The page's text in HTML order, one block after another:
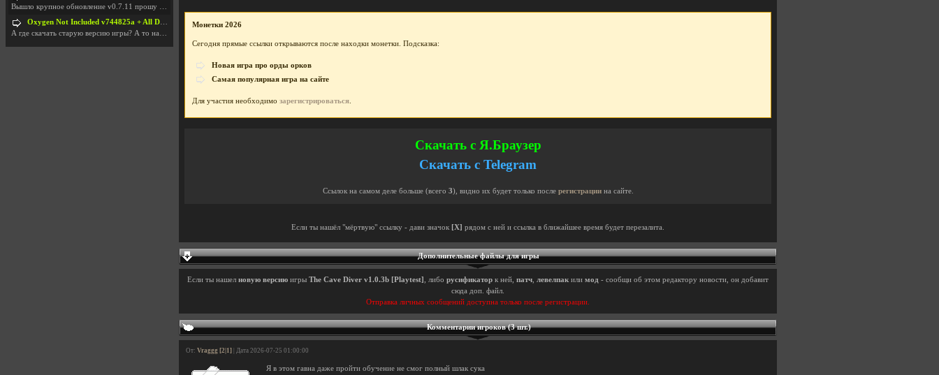
Монетки 2026
Сегодня прямые ссылки открываются после находки монетки. Подсказка:
Новая игра про орды орков
Самая популярная игра на сайте
Для участия необходимо зарегистрироваться
Скачать с Я.Браузер
Скачать с Telegram
Ссылок на самом деле больше (всего 3), видно их будет только после регистрациина сайте.
Если ты нашёл "мёртвую" ссылку - дави значок [X] рядом с ней и ссылка в ближайшее время будет перезалита.
Дополнительные файлы для игры
Если ты нашел новую версию игры The Cave Diver v1.0.3b [Playtest] , либо русификатор к ней, патч левелпак или мод - сообщи об этом редактору новости, он добавит
сюда доп. файл.
Отправка личных сообщений доступна только после регистрации.
Комментарии игроков (3 шт.)
От: Vraggg [2|1] | Дата 2026-07-25 01:00:00
Я в этом гавна даже пройти обучение не смог полный шлак сука
Вышло крупное обновление v0.7.11 прошу обновить
Oxygen Not Included v744825a + All DLC
А где скачать старую версию игры? А то на новой но